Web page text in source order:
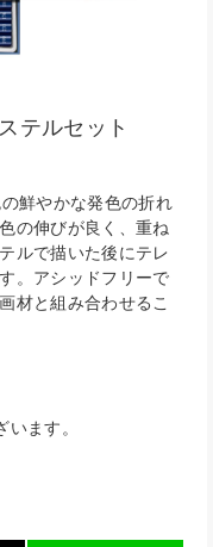
テルセット
鮮やかな発色の折れ
の伸びが良く、重ね
ルで描いた後にテレ
。アシッドフリーで
材と組み合わせるこ
ます。